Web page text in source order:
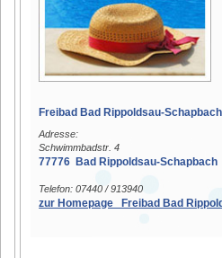
Freibad Bad Rippoldsau-
Adresse:
Schwimmbadstr. 4
77776 Bad Rippoldsau-Schapbach
Telefon: 07440 / 913940
zur Homepage Freibad Bad